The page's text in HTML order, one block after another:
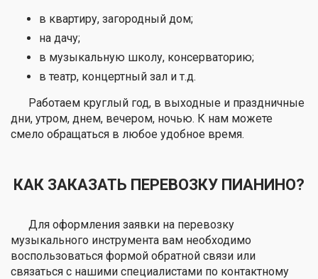
в квартиру, загородный дом;
на дачу;
в музыкальную школу, консерваторию;
в театр, концертный зал и т.д.
Работаем круглый год, в выходные и праздничные
дни, утром, днем, вечером, ночью. К нам можете
смело обращаться в любое удобное время.
КАК ЗАКАЗАТЬ ПЕРЕВОЗКУ ПИАНИНО?
Для оформления заявки на перевозку
музыкального инструмента вам необходимо
воспользоваться формой обратной связи или
связаться с нашими специалистами по контактному